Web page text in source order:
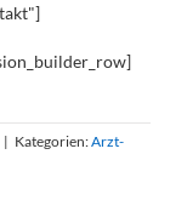
| Kategorien:Arzt-